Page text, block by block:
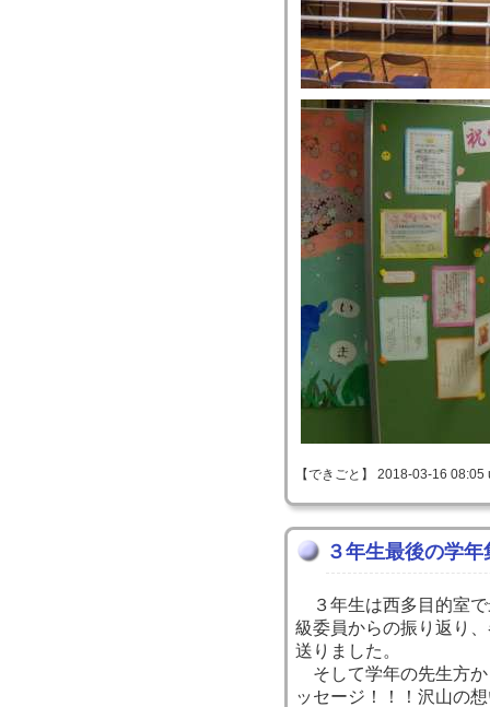
【できごと】 2018-03-16
３年生最後の学年
３年生は西多目的室で
級委員からの振り返り
送りました。
そして学年の先生方か
ッセージ！！！沢山の